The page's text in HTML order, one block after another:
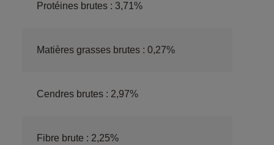
Protéines brutes : 3,71%
Matières grasses brutes : 0,27%
Cendres brutes : 2,97%
Fibre brute : 2,25%